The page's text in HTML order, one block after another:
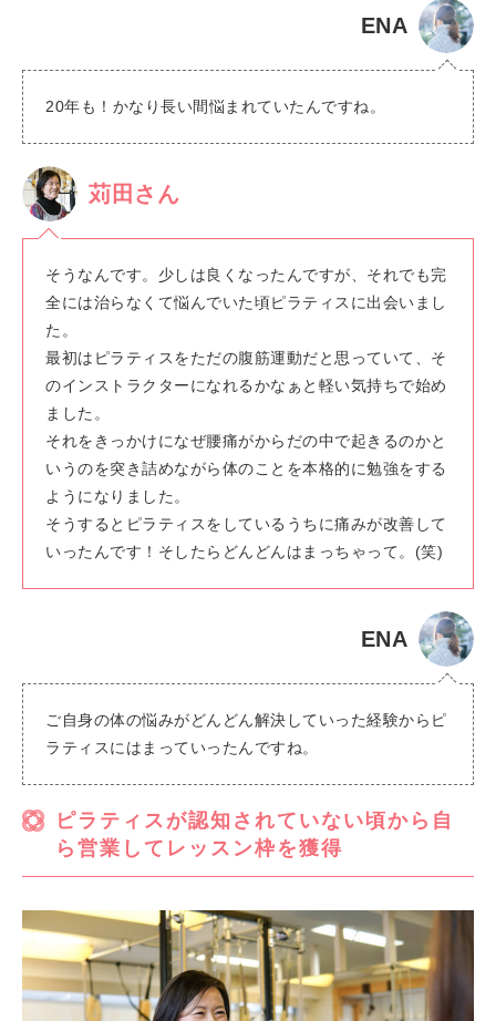
ENA
20年も！かなり長い間悩まれていたんですね。
苅田さん
そうなんです。少しは良くなったんですが、それでも完
全には治らなくて悩んでいた頃ピラティスに出会いまし
た。
最初はピラティスをただの腹筋運動だと思っていて、そ
のインストラクターになれるかなぁと軽い気持ちで始め
ました。
それをきっかけになぜ腰痛がからだの中で起きるのかと
いうのを突き詰めながら体のことを本格的に勉強をする
ようになりました。
そうするとピラティスをしているうちに痛みが改善して
いったんです！そしたらどんどんはまっちゃって。(笑)
ENA
ご自身の体の悩みがどんどん解決していった経験からピ
ラティスにはまっていったんですね。
ピラティスが認知されていない頃から自
ら営業してレッスン枠を獲得